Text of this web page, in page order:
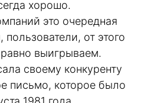
хорошо.
это очередная
от этого
выигрываем.
своему конкуренту
письмо, которое было